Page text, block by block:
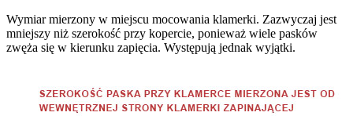
Wymiar mierzony w miejscu mocowania klamerki. Zazwyczaj jest
mniejszy niż szerokość przy kopercie, ponieważ wiele pasków
zwęża się w kierunku zapięcia. Występują jednak wyjątki.